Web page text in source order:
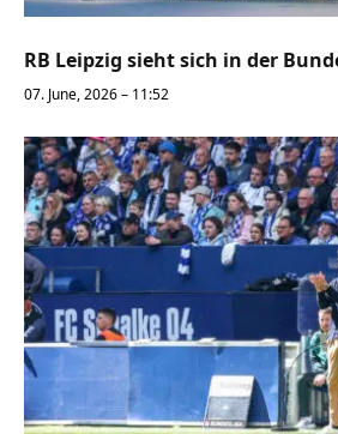
RB Leipzig sieht sich in der
07. June, 2026 – 11:52